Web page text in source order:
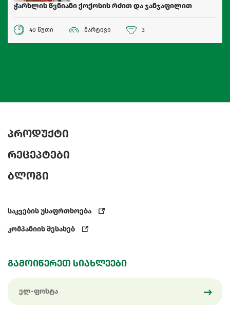
ჭარხლის წვნიანი ქოქოსის რძით და ჯანჯაფილით
40 წუთი მარტივი 3
პროდუქტი
რეცეპტები
ბლოგი
საკვების უსაფრთხოება
კომპანიის შესახებ
გამოიწერეთ სიახლეები